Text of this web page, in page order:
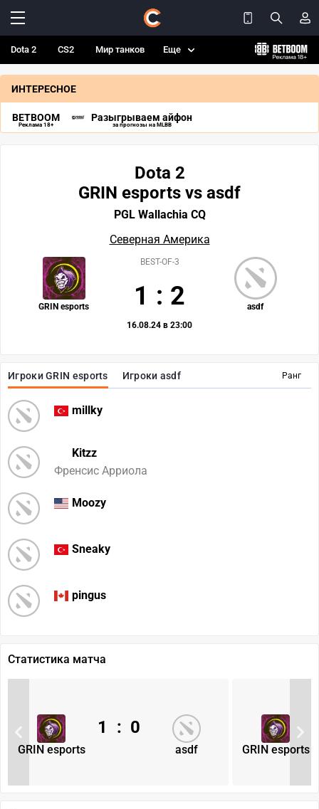
Dota 2 CS2 Мир танков Еще
ИНТЕРЕСНОЕ
BETBOOM
Реклама 18+
Разыгрываем айфон
за прогнозы на MLBB
Ранг
Игроки GRIN esports Игроки asdf
millky
Kitzz
Френсис Арриола
Moozy
Sneaky
pingus
Dota 2
GRIN esports vs asdf
PGL Wallachia CQ
Северная Америка
GRIN esports asdf
BEST-OF-3
1 : 2
16.08.24 в 23:00
Статистика матча
GRIN esports asdf
1 : 0
GRIN esports